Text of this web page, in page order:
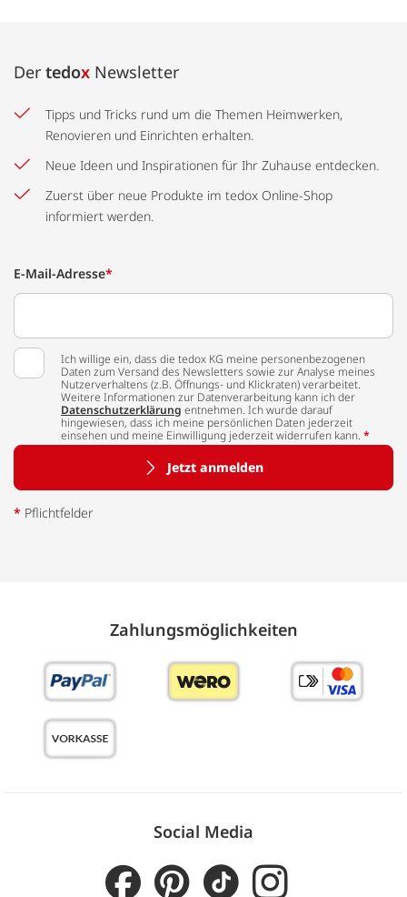
Der tedox Newsletter
Tipps und Tricks rund um die Themen Heimwerken,
Renovieren und Einrichten erhalten.
Neue Ideen und Inspirationen für Ihr Zuhause entdecken.
Zuerst über neue Produkte im tedox Online-Shop
informiert werden.
E-Mail-Adresse*
Ich willige ein, dass die tedox KG meine personenbezogenen
Daten zum Versand des Newsletters sowie zur Analyse meines
Nutzerverhaltens (z.B. Öffnungs- und Klickraten) verarbeitet.
Weitere Informationen zur Datenverarbeitung kann ich der
Datenschutzerklärung entnehmen. Ich wurde darauf
hingewiesen, dass ich meine persönlichen Daten jederzeit
einsehen und meine Einwilligung jederzeit widerrufen kann. *
Jetzt anmelden
* Pflichtfelder
Zahlungs­möglich­keiten
Social Media